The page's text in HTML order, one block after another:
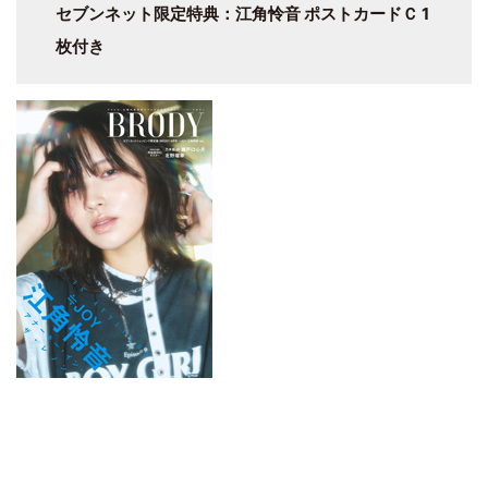
セブンネット限定特典：江角怜音 ポストカードＣ 1
枚付き